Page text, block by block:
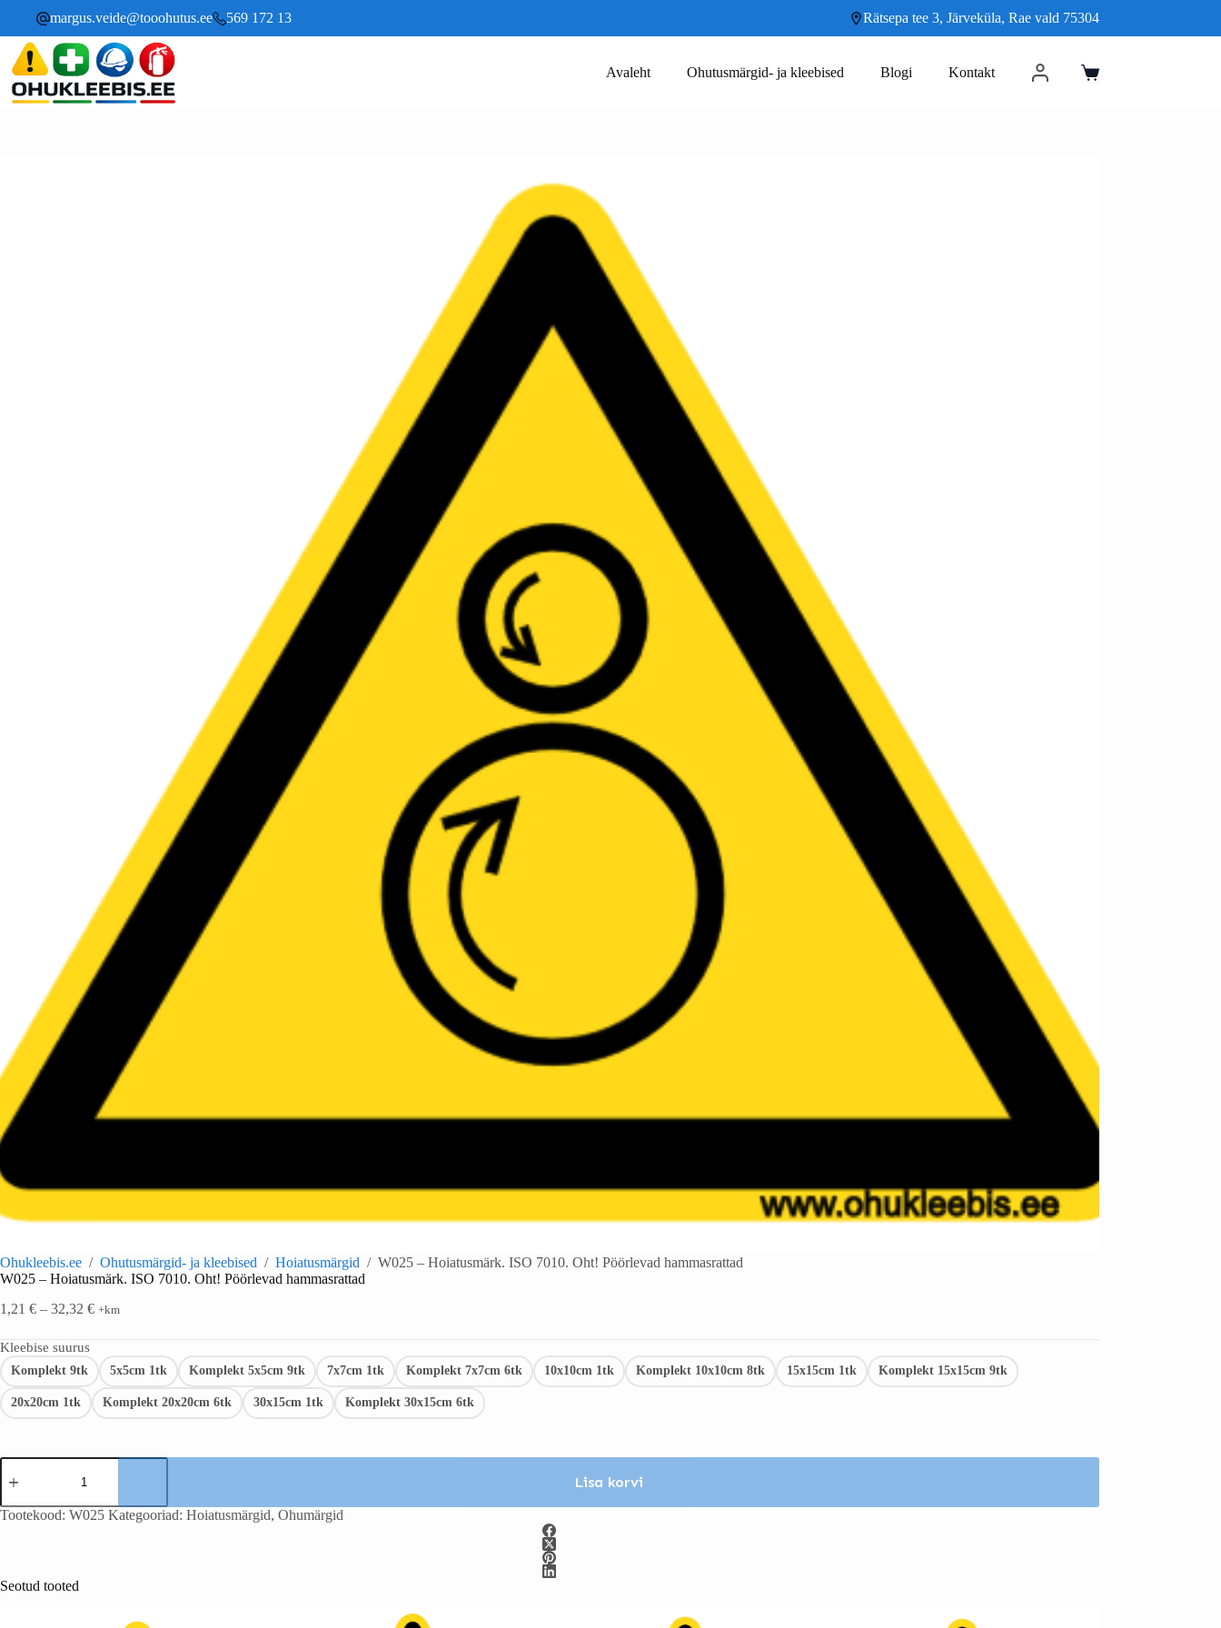
margus.veide@tooohutus.ee 569 172 13 Rätsepa tee 3, Järveküla, Rae vald 75304
Avaleht Ohutusmärgid- ja kleebised Blogi Kontakt
Ohukleebis.ee / Ohutusmärgid- ja kleebised / Hoiatusmärgid / W025 – Hoiatusmärk. ISO 7010. Oht! Pöörlevad hammasrattad
W025 – Hoiatusmärk. ISO 7010. Oht! Pöörlevad hammasrattad
1,21 € – 32,32 € +km
Kleebise suurus
Komplekt 9tk 5x5cm 1tk Komplekt 5x5cm 9tk 7x7cm 1tk Komplekt 7x7cm 6tk 10x10cm 1tk Komplekt 10x10cm 8tk 15x15cm 1tk Komplekt 15x15cm 9tk
20x20cm 1tk Komplekt 20x20cm 6tk 30x15cm 1tk Komplekt 30x15cm 6tk
Lisa korvi
Tootekood: W025 Kategooriad: Hoiatusmärgid, Ohumärgid
Seotud tooted